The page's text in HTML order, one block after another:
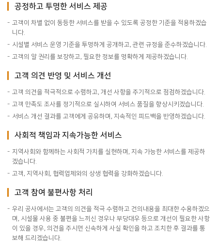
공정하고 투명한 서비스 제공
고객이 차별 없이 동등한 서비스를 받을 수 있도록 공정한 기준을 적용하겠습
니다.
시설별 서비스 운영 기준을 투명하게 공개하고, 관련 규정을 준수하겠습니다.
고객의 알 권리를 보장하고, 필요한 정보를 명확하게 제공하겠습니다.
고객 의견 반영 및 서비스 개선
고객 의견을 적극적으로 수렴하고, 개선 사항을 주기적으로 점검하겠습니다.
고객 만족도 조사를 정기적으로 실시하여 서비스 품질을 향상시키겠습니다.
서비스 개선 결과를 고객에게 공유하며, 지속적인 피드백을 반영하겠습니다.
사회적 책임과 지속가능한 서비스
지역사회와 함께하는 사회적 가치를 실현하며, 지속 가능한 서비스를 제공하
겠습니다.
고객, 지역사회, 협력업체와의 상생 협력을 강화하겠습니다.
고객 참여 불편사항 처리
우리 공사에서는 고객의 의견을 적극 수렴하고 건의내용을 최대한 수용하겠으
며, 시설물 사용 중 불편을 느끼신 경우나 부당대우 등으로 개선이 필요한 사항
이 있을 경우, 의견을 주시면 신속하게 사실 확인을 하고 조치한 후 결과를 통
보해 드리겠습니다.